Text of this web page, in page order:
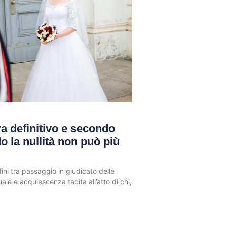
definitivo e secondo
la nullità non può più
tra passaggio in giudicato delle
e acquiescenza tacita all’atto di chi,